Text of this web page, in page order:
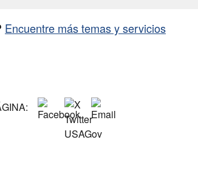
Encuentre más temas y servicios